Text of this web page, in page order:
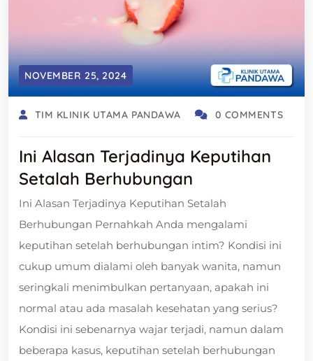
NOVEMBER 25, 2024
TIM KLINIK UTAMA PANDAWA 0 COMMENTS
Ini Alasan Terjadinya Keputihan
Setalah Berhubungan
Ini Alasan Terjadinya Keputihan Setalah
Berhubungan Pernahkah Anda mengalami
keputihan setelah berhubungan intim? Kondisi ini
cukup umum dialami oleh banyak wanita, namun
seringkali menimbulkan pertanyaan, apakah ini
normal atau ada masalah kesehatan yang serius?
Kondisi ini sebenarnya wajar terjadi, namun dalam
beberapa kasus, keputihan setelah berhubungan